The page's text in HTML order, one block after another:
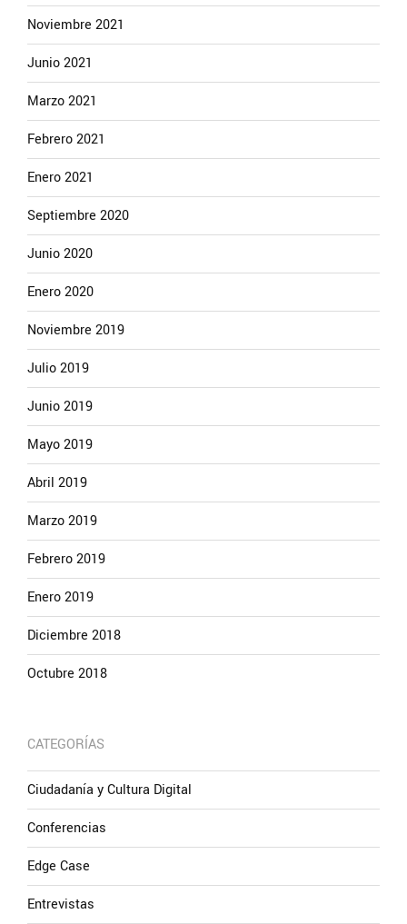
Noviembre 2021
Junio 2021
Marzo 2021
Febrero 2021
Enero 2021
Septiembre 2020
Junio 2020
Enero 2020
Noviembre 2019
Julio 2019
Junio 2019
Mayo 2019
Abril 2019
Marzo 2019
Febrero 2019
Enero 2019
Diciembre 2018
Octubre 2018
CATEGORÍAS
Ciudadanía y Cultura Digital
Conferencias
Edge Case
Entrevistas